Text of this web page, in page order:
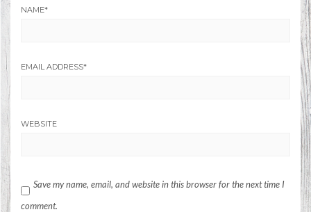
NAME*
EMAIL ADDRESS*
WEBSITE
Save my name, email, and website in this browser for the next time I
comment.